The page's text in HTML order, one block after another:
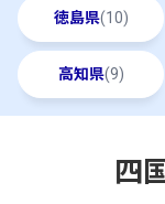
徳島県(10)
高知県(9)
四